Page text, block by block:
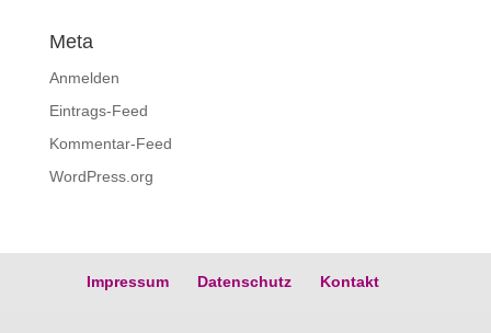
Meta
Anmelden
Eintrags-Feed
Kommentar-Feed
WordPress.org
Impressum Datenschutz Kontakt